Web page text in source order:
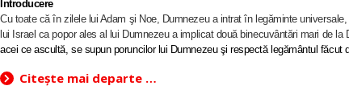
Introducere
Cu toate că în zilele lui Adam şi Noe, Dumnezeu a intrat în legăminte
lui Israel ca popor ales al lui Dumnezeu a implicat două binecuvântări mari de
acei ce ascultă, se supun poruncilor lui Dumnezeu şi respectă legământul făcut
Citește mai departe …